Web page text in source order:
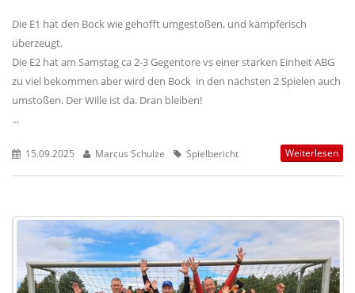
Die E1 hat den Bock wie gehofft umgestoßen, und kämpferisch
überzeugt.
Die E2 hat am Samstag ca 2-3 Gegentore vs einer starken Einheit ABG
zu viel bekommen aber wird den Bock in den nächsten 2 Spielen auch
umstoßen. Der Wille ist da. Dran bleiben!
...
15.09.2025 Marcus Schulze Spielbericht Weiterlesen